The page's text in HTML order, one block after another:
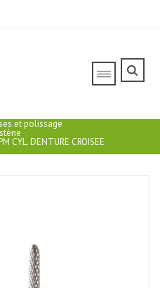
et polissage
CYL. DENTURE CROISEE